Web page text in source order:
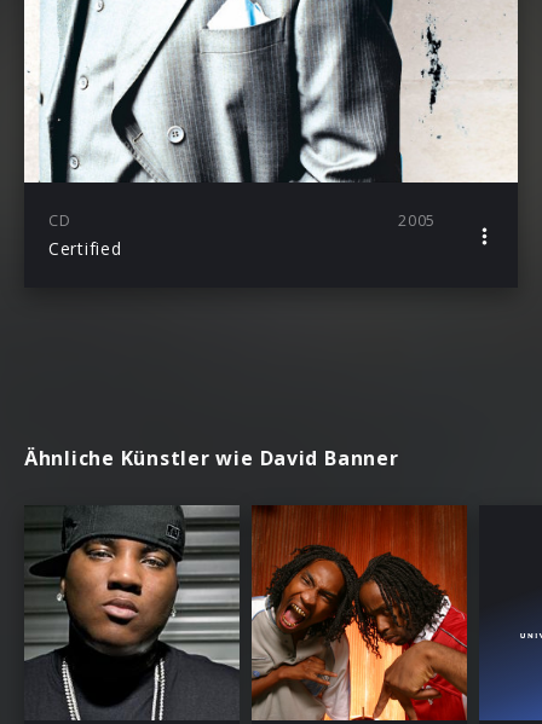
CD 2005
Certified
Ähnliche Künstler wie David Banner